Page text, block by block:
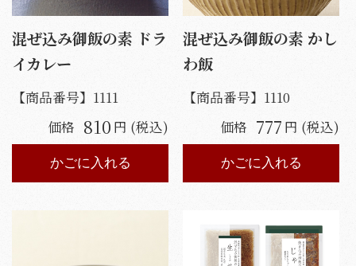
混ぜ込み御飯の素 ドラ
イカレー
【商品番号】 1111
価格 810 円 (税込)
かごに入れる
混ぜ込み御飯の素 かし
わ飯
【商品番号】 1110
価格 777 円 (税込)
かごに入れる